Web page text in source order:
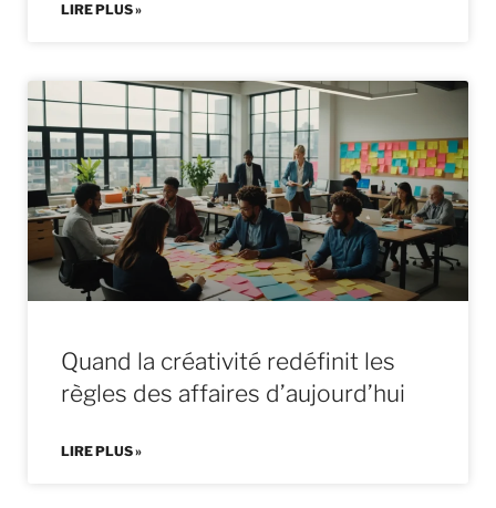
LIRE PLUS »
Quand la créativité redéfinit les
règles des affaires d’aujourd’hui
LIRE PLUS »